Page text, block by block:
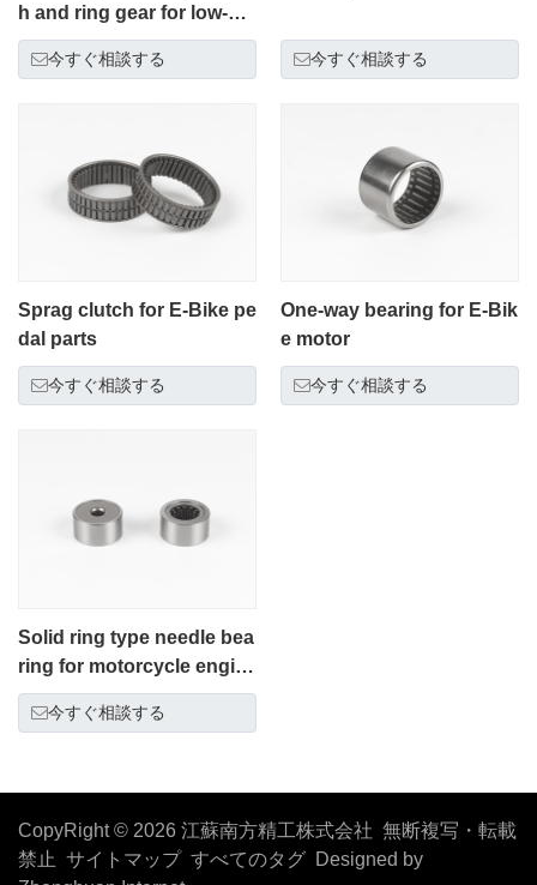
h and ring gear for low-em
ission motorcycle less 15
0cc and gear
今すぐ相談する 今すぐ相談する
Sprag clutch for E-Bike pe
dal parts
今すぐ相談する
One-way bearing for E-Bik
e motor
今すぐ相談する
Solid ring type needle bea
ring for motorcycle engin
e
今すぐ相談する
CopyRight © 2026 江蘇南方精工株式会社 無断複写・転載
禁止 サイトマップ すべてのタグ Designed by